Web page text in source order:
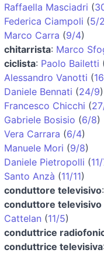
Raffaella Masciadri (
Federica Ciampoli (5/2
Marco Carra (9/4)
chitarrista: Marco
ciclista: Paolo Bailetti
Alessandro Vanotti (
Daniele Bennati (24/9)
Francesco Chicchi (
Gabriele Bosisio (6/8)
Vera Carrara (6/4)
Manuele Mori (9/8)
Daniele Pietropolli (
Santo Anzà (11/11)
conduttore televisivo:
conduttore
Cattelan (11/5)
conduttrice
conduttrice televisiva: